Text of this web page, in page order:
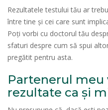
Rezultatele testului tău ar
între tine și cei care sunt
Poți vorbi cu doctorul tău
sfaturi despre cum să spui
pregătit pentru asta.
Partenerul meu
rezultate ca și